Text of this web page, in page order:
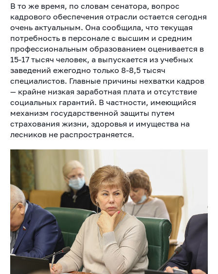
В то же время, по словам сенатора, вопрос
кадрового обеспечения отрасли остается сегодня
очень актуальным. Она сообщила, что текущая
потребность в персонале с высшим и средним
профессиональным образованием оценивается в
15-17 тысяч человек, а выпускается из учебных
заведений ежегодно только 8-8,5 тысяч
специалистов. Главные причины нехватки кадров
— крайне низкая заработная плата и отсутствие
социальных гарантий. В частности, имеющийся
механизм государственной защиты путем
страхования жизни, здоровья и имущества на
лесников не распространяется.